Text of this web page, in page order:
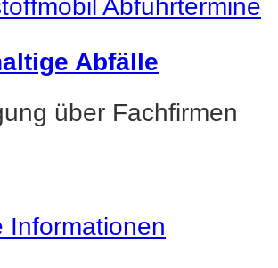
Abfuhrtermine
Abfälle
über Fachfirmen
Informationen